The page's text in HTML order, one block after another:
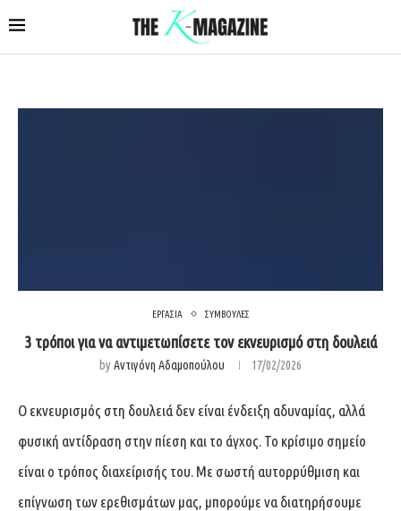
ΕΡΓΑΣΙΑ ΣΥΜΒΟΥΛΕΣ
3 τρόποι για να αντιμετωπίσετε τον εκνευρισμό στη δουλειά
byΑντιγόνη Αδαμοπούλου 17/02/2026
Ο εκνευρισμός στη δουλειά δεν είναι ένδειξη αδυναμίας, αλλά
φυσική αντίδραση στην πίεση και το άγχος. Το κρίσιμο σημείο
είναι ο τρόπος διαχείρισής του. Με σωστή αυτορρύθμιση και
επίγνωση των ερεθισμάτων μας, μπορούμε να διατηρήσουμε